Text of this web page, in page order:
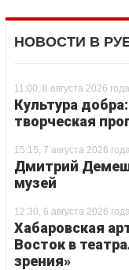
НОВОСТИ В
11:00, 8 августа 2026 года
Культура
творческая
15:15, 7 августа 2026
Дмитрий
музей
12:30, 6 августа 2026
Хабаровская
Восток в
зрения»